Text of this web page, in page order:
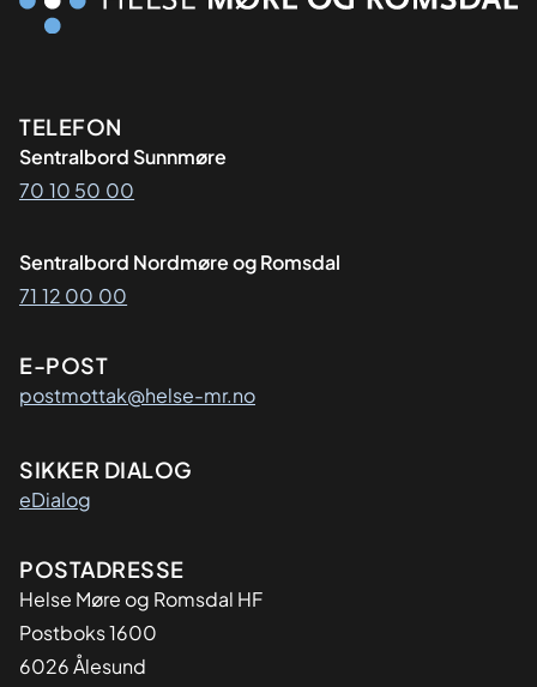
Kontaktinformasjon
TELEFON
Sentralbord Sunnmøre
70 10 50 00
Sentralbord Nordmøre og Romsdal
71 12 00 00
E-POST
postmottak@helse-mr.no
SIKKER DIALOG
eDialog
Adresse
POSTADRESSE
Helse Møre og Romsdal HF
Postboks 1600
6026 Ålesund